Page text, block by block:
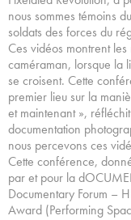
nous sommes témoins
soldats des forces du
Ces vidéos montrent
caméraman, lorsque la
se croisent. Cette
premier lieu sur la
et maintenant »,
documentation
nous percevons ces
Cette conférence,
par et pour la
Documentary Forum –
Award (Performing